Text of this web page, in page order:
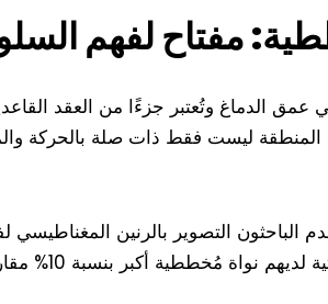
مفتاح لفهم
عمق الدماغ وتُعتبر جزءًا من العقد
ليست فقط ذات صلة بالحركة
مُخططية أكبر بنسبة 10% مقارنةً بمجموعة التحكم.